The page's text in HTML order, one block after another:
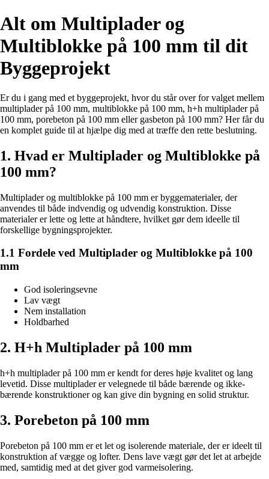
Alt om Multiplader og
Multiblokke på 100 mm til dit
Byggeprojekt
Er du i gang med et byggeprojekt, hvor du står over for valget mellem
multiplader på 100 mm, multiblokke på 100 mm, h+h multiplader på
100 mm, porebeton på 100 mm eller gasbeton på 100 mm? Her får du
en komplet guide til at hjælpe dig med at træffe den rette beslutning.
1. Hvad er Multiplader og Multiblokke på
100 mm?
Multiplader og multiblokke på 100 mm er byggematerialer, der
anvendes til både indvendig og udvendig konstruktion. Disse
materialer er lette og lette at håndtere, hvilket gør dem ideelle til
forskellige bygningsprojekter.
1.1 Fordele ved Multiplader og Multiblokke på 100
mm
God isoleringsevne
Lav vægt
Nem installation
Holdbarhed
2. H+h Multiplader på 100 mm
h+h multiplader på 100 mm er kendt for deres høje kvalitet og lang
levetid. Disse multiplader er velegnede til både bærende og ikke-
bærende konstruktioner og kan give din bygning en solid struktur.
3. Porebeton på 100 mm
Porebeton på 100 mm er et let og isolerende materiale, der er ideelt til
konstruktion af vægge og lofter. Dens lave vægt gør det let at arbejde
med, samtidig med at det giver god varmeisolering.